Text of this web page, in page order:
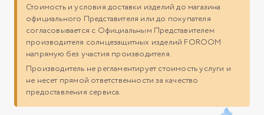
Стоимость и условия доставки изделий до магазина
официального Представителя или до покупателя
согласовывается с Официальным Представителем
производителя солнцезащитных изделий FOROOM
напрямую без участия производителя.
Производитель не регламентирует стоимость услуги и
не несет прямой ответственности за качество
предоставления сервиса.